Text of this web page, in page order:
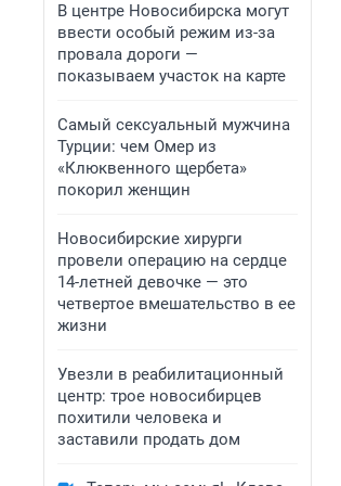
В центре Новосибирска могут
ввести особый режим из-за
провала дороги —
показываем участок на карте
Самый сексуальный мужчина
Турции: чем Омер из
«Клюквенного щербета»
покорил женщин
Новосибирские хирурги
провели операцию на сердце
14-летней девочке — это
четвертое вмешательство в ее
жизни
Увезли в реабилитационный
центр: трое новосибирцев
похитили человека и
заставили продать дом